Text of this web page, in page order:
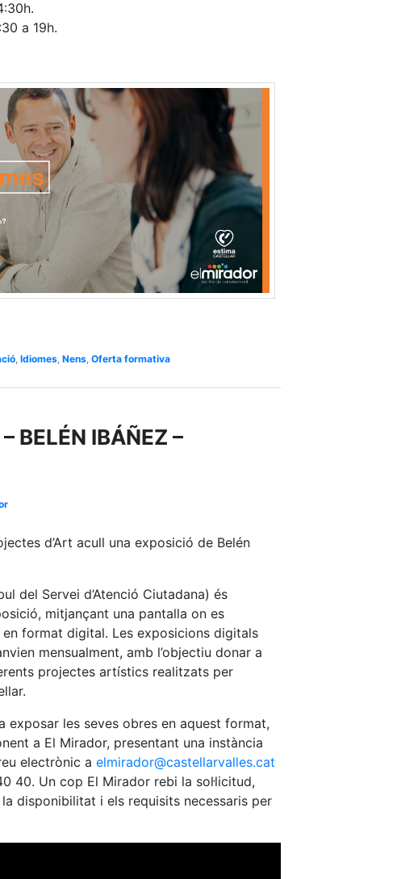
a 19h.
Idiomes Nens Oferta formativa
BELÉN IBÁÑEZ –
d’Art acull una exposició de Belén
del Servei d’Atenció Ciutadana) és
mitjançant una pantalla on es
format digital. Les exposicions digitals
mensualment, amb l’objectiu donar a
projectes artístics realitzats per
exposar les seves obres en aquest format,
a El Mirador, presentant una instància
electrònic a elmirador@castellarvalles.cat
40. Un cop El Mirador rebi la sol·licitud,
disponibilitat i els requisits necessaris per